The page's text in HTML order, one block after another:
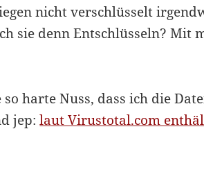
nicht verschlüsselt
sie denn Entschlüsseln? Mit
harte Nuss, dass ich die
jep:laut Virustotal.com